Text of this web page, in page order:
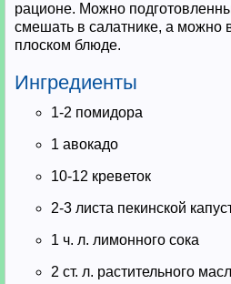
рационе. Можно
смешать в салатнике, а можно
плоском блюде.
Ингредиенты
1-2 помидора
1 авокадо
10-12 креветок
2-3 листа пекинской
1 ч. л. лимонного сока
2 ст. л. растительного